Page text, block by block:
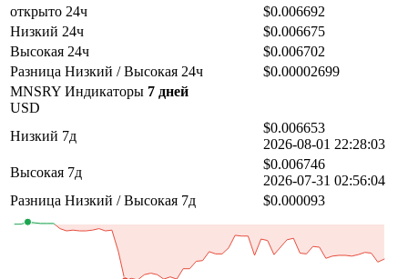
открыто 24ч
$0.006692
Низкий 24ч
$0.006675
Высокая 24ч
$0.006702
Разница Низкий / Высокая 24ч
$0.00002699
MNSRY Индикаторы 7 дней
USD
Низкий 7д
$0.006653
2026-08-01 22:28:03
Высокая 7д
$0.006746
2026-07-31 02:56:04
Разница Низкий / Высокая 7д
$0.000093